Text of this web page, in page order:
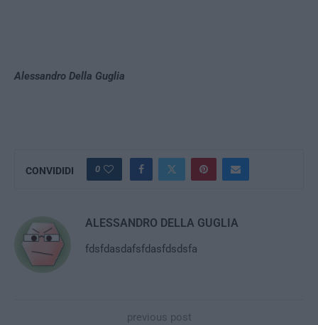
Alessandro Della Guglia
CONVIDIDI 0
ALESSANDRO DELLA GUGLIA
fdsfdasdafsfdasfdsdsfa
previous post